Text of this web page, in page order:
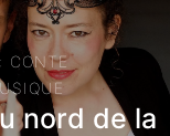
CONTE
nord de la